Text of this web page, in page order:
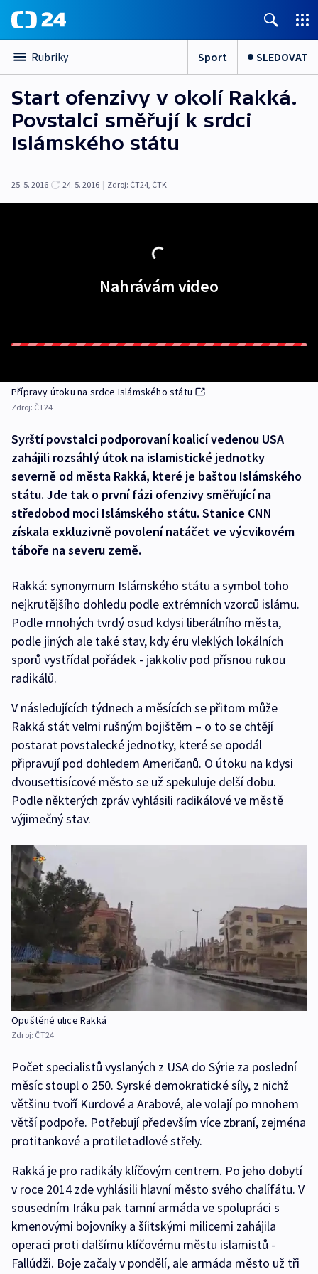
Rubriky Sport SLEDOVAT
Start ofenzivy v okolí Rakká.
Povstalci směřují k srdci
Islámského státu
25. 5. 2016 24. 5. 2016 | Zdroj: ČT24, ČTK
Nahrávám video
Přípravy útoku na srdce Islámského státu
Zdroj: ČT24
Syrští povstalci podporovaní koalicí vedenou USA
zahájili rozsáhlý útok na islamistické jednotky
severně od města Rakká, které je baštou Islámského
státu. Jde tak o první fázi ofenzivy směřující na
středobod moci Islámského státu. Stanice CNN
získala exkluzivně povolení natáčet ve výcvikovém
táboře na severu země.
Rakká: synonymum Islámského státu a symbol toho
nejkrutějšího dohledu podle extrémních vzorců islámu.
Podle mnohých tvrdý osud kdysi liberálního města,
podle jiných ale také stav, kdy éru vleklých lokálních
sporů vystřídal pořádek - jakkoliv pod přísnou rukou
radikálů.
V následujících týdnech a měsících se přitom může
Rakká stát velmi rušným bojištěm – o to se chtějí
postarat povstalecké jednotky, které se opodál
připravují pod dohledem Američanů. O útoku na kdysi
dvousettisícové město se už spekuluje delší dobu.
Podle některých zpráv vyhlásili radikálové ve městě
výjimečný stav.
Opuštěné ulice Rakká
Zdroj: ČT24
Počet specialistů vyslaných z USA do Sýrie za poslední
měsíc stoupl o 250. Syrské demokratické síly, z nichž
většinu tvoří Kurdové a Arabové, ale volají po mnohem
větší podpoře. Potřebují především více zbraní, zejména
protitankové a protiletadlové střely.
Rakká je pro radikály klíčovým centrem. Po jeho dobytí
v roce 2014 zde vyhlásili hlavní město svého chalífátu. V
sousedním Iráku pak tamní armáda ve spolupráci s
kmenovými bojovníky a šíitskými milicemi zahájila
operaci proti dalšímu klíčovému městu islamistů -
Fallúdži. Boje začaly v pondělí, ale armáda město už tři